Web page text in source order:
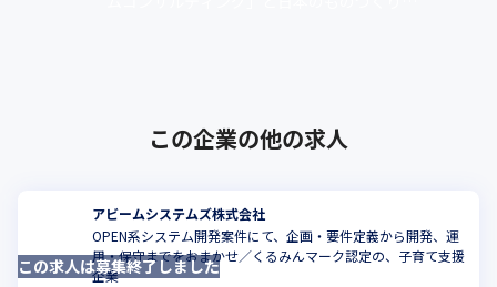
この企業の他の求人
アビームシステムズ株式会社
OPEN系システム開発案件にて、企画・要件定義から開発、運
用・保守までをおまかせ／くるみんマーク認定の、子育て支援
企業
この求人は募集終了しました